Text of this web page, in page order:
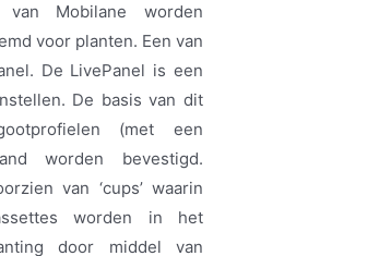
Mobilane worden
voor planten. Een van
De LivePanel is een
De basis van dit
(met een
worden bevestigd.
van ‘cups’ waarin
worden in het
door middel van